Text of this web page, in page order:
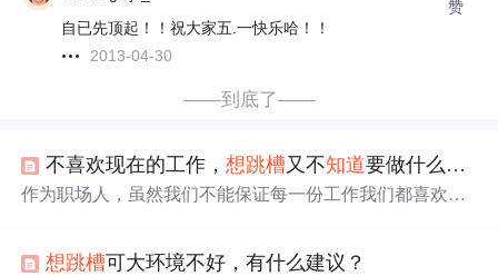
自已先顶起！！祝大家五.一快乐哈！！
2013-04-30
赞
——到底了——
不喜欢现在的工作，想跳槽又不知道要做什么，该怎么办？
作为职场人，虽然我们不能保证每一份工作我们都喜欢，
定好的目标去努力，你才不会白费时间，你才会离自己喜
想跳槽可大环境不好，有什么建议？